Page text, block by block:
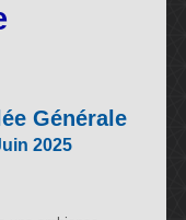
Générale
2025